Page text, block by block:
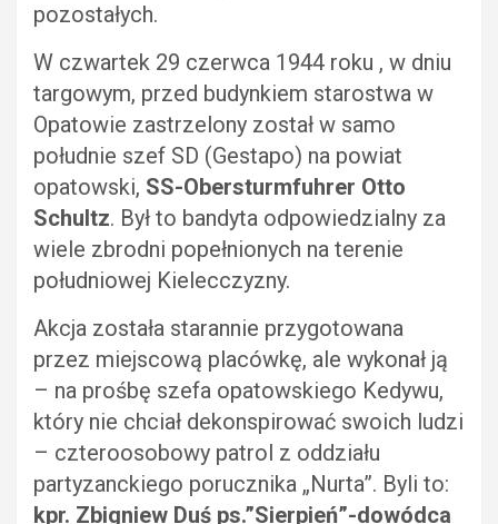
pozostałych.
W czwartek 29 czerwca 1944 roku , w dniu
targowym, przed budynkiem starostwa w
Opatowie zastrzelony został w samo
południe szef SD (Gestapo) na powiat
opatowski, SS-Obersturmfuhrer Otto
Schultz. Był to bandyta odpowiedzialny za
wiele zbrodni popełnionych na terenie
południowej Kielecczyzny.
Akcja została starannie przygotowana
przez miejscową placówkę, ale wykonał ją
– na prośbę szefa opatowskiego Kedywu,
który nie chciał dekonspirować swoich ludzi
– czteroosobowy patrol z oddziału
partyzanckiego porucznika „Nurta”. Byli to:
kpr. Zbigniew Duś ps.”Sierpień”-dowódca